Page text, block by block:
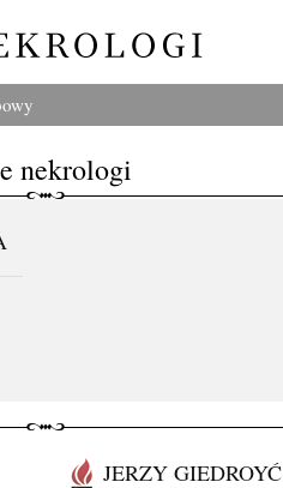
nekrologi
JERZY GIEDROYĆ